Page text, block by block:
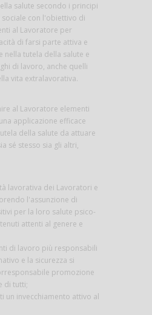
salute secondo i principi
con l'obiettivo di
al Lavoratore per
di farsi parte attiva e
tutela della salute e
di lavoro, anche quelli
vita extralavorativa.
al Lavoratore elementi
applicazione efficace
della salute da attuare
sé stesso sia gli altri,
lavorativa dei Lavoratori e
l'assunzione di
per la loro salute psico-
attenti al genere e
di lavoro più responsabili
e la sicurezza si
promozione
di tutti;
un invecchiamento attivo al